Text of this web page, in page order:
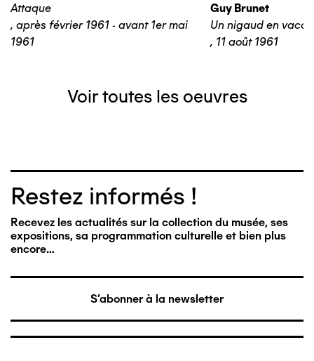
Attaque
, après février 1961 - avant 1er mai
1961
Guy Brunet
Un nigaud en
, 11 août 1961
Voir toutes les oeuvres
Restez informés !
Recevez les actualités sur la collection du musée, ses
expositions, sa programmation culturelle et bien plus
encore…
S'abonner à la newsletter